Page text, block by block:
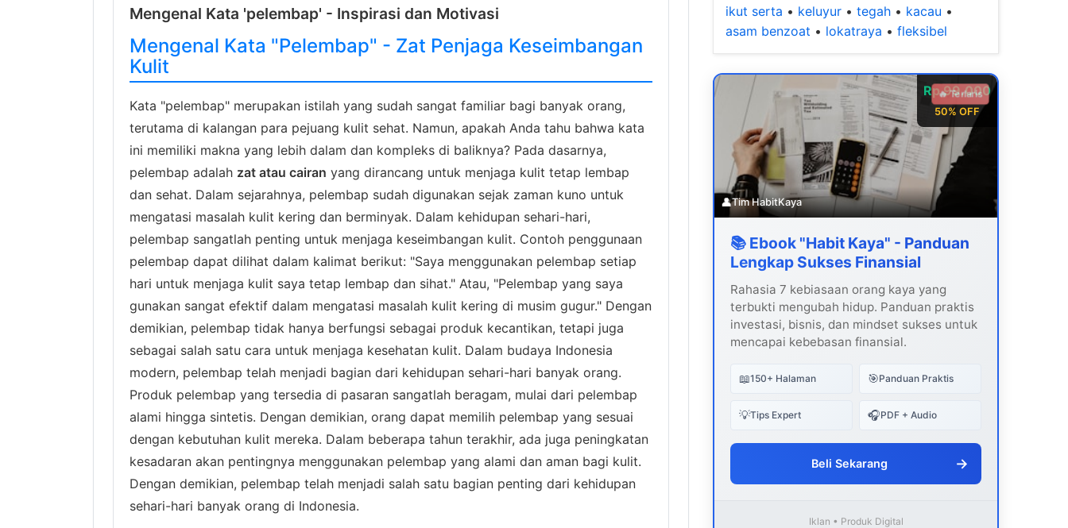
Mengenal Kata 'pelembap' - Inspirasi dan Motivasi
Mengenal Kata "Pelembap" - Zat Penjaga Keseimbangan
Kulit
Kata "pelembap" merupakan istilah yang sudah sangat familiar bagi banyak orang,
terutama di kalangan para pejuang kulit sehat. Namun, apakah Anda tahu bahwa kata
ini memiliki makna yang lebih dalam dan kompleks di baliknya? Pada dasarnya,
pelembap adalah zat atau cairan yang dirancang untuk menjaga kulit tetap lembap
dan sehat. Dalam sejarahnya, pelembap sudah digunakan sejak zaman kuno untuk
mengatasi masalah kulit kering dan berminyak. Dalam kehidupan sehari-hari,
pelembap sangatlah penting untuk menjaga keseimbangan kulit. Contoh penggunaan
pelembap dapat dilihat dalam kalimat berikut: "Saya menggunakan pelembap setiap
hari untuk menjaga kulit saya tetap lembap dan sihat." Atau, "Pelembap yang saya
gunakan sangat efektif dalam mengatasi masalah kulit kering di musim gugur." Dengan
demikian, pelembap tidak hanya berfungsi sebagai produk kecantikan, tetapi juga
sebagai salah satu cara untuk menjaga kesehatan kulit. Dalam budaya Indonesia
modern, pelembap telah menjadi bagian dari kehidupan sehari-hari banyak orang.
Produk pelembap yang tersedia di pasaran sangatlah beragam, mulai dari pelembap
alami hingga sintetis. Dengan demikian, orang dapat memilih pelembap yang sesuai
dengan kebutuhan kulit mereka. Dalam beberapa tahun terakhir, ada juga peningkatan
kesadaran akan pentingnya menggunakan pelembap yang alami dan aman bagi kulit.
Dengan demikian, pelembap telah menjadi salah satu bagian penting dari kehidupan
sehari-hari banyak orang di Indonesia.
ikut serta • keluyur • tegah • kacau •
asam benzoat • lokatraya • fleksibel
Rp 99.000
50% OFF
🔥 Terlaris
👤Tim HabitKaya
📚 Ebook "Habit Kaya" - Panduan
Lengkap Sukses Finansial
Rahasia 7 kebiasaan orang kaya yang
terbukti mengubah hidup. Panduan praktis
investasi, bisnis, dan mindset sukses untuk
mencapai kebebasan finansial.
📖150+ Halaman 🎯Panduan Praktis
💡Tips Expert 🎧PDF + Audio
Beli Sekarang →
Iklan • Produk Digital